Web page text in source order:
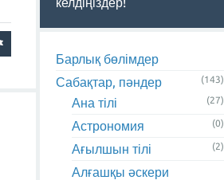
Барлық бөлімдер
Сабақтар, пәндер
(143)
Ана тілі (27)
Астрономия (0)
Ағылшын тілі (2)
Алғашқы әскери